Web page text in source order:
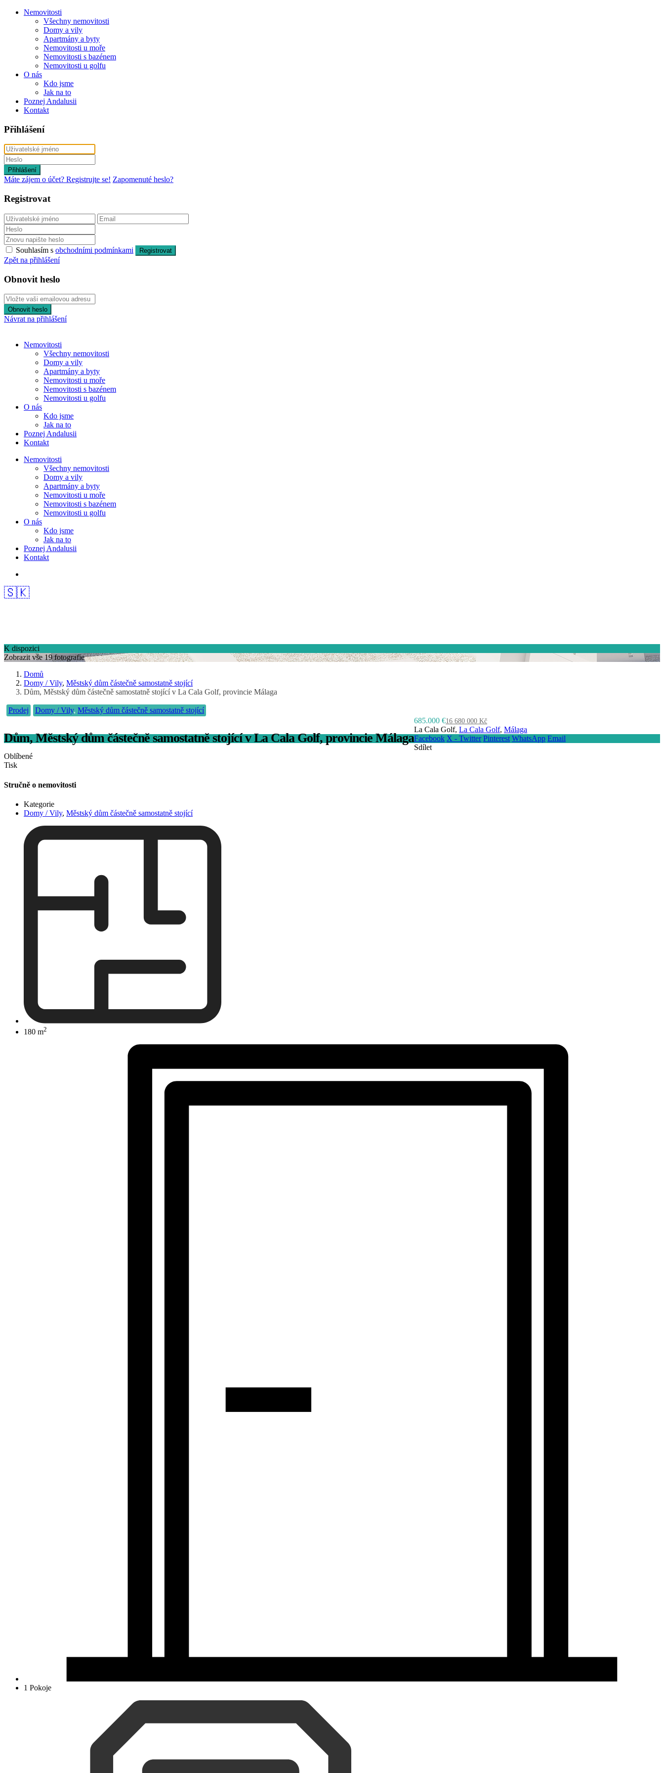
Nemovitosti
Všechny nemovitosti
Domy a vily
Apartmány a byty
Nemovitosti u moře
Nemovitosti s bazénem
Nemovitosti u golfu
O nás
Kdo jsme
Jak na to
Poznej Andalusii
Kontakt
Přihlášení
Přihlášení
Máte zájem o účet? Registrujte se! Zapomenuté heslo?
Registrovat
Souhlasím s obchodními podmínkami Registrovat
Zpět na přihlášení
Obnovit heslo
Obnovit heslo
Návrat na přihlášení
Nemovitosti
Všechny nemovitosti
Domy a vily
Apartmány a byty
Nemovitosti u moře
Nemovitosti s bazénem
Nemovitosti u golfu
O nás
Kdo jsme
Jak na to
Poznej Andalusii
Kontakt
Nemovitosti
Všechny nemovitosti
Domy a vily
Apartmány a byty
Nemovitosti u moře
Nemovitosti s bazénem
Nemovitosti u golfu
O nás
Kdo jsme
Jak na to
Poznej Andalusii
Kontakt
🇸🇰
K dispozici
Zobrazit vše 19 fotografie
Domů
Domy / Vily,Městský dům částečně samostatně stojící
Dům, Městský dům částečně samostatně stojící v La Cala Golf, provincie Málaga
Prodej Domy / Vily,Městský dům částečně samostatně stojící
Dům, Městský dům částečně samostatně stojící v La Cala Golf, provincie Málaga
685.000 €16 680 000 Kč
La Cala Golf,La Cala Golf,Málaga
Facebook X - Twitter Pinterest WhatsApp Email
Sdílet
Oblíbené
Tisk
Stručně o nemovitosti
Kategorie
Domy / Vily,Městský dům částečně samostatně stojící
180 m2
1 Pokoje